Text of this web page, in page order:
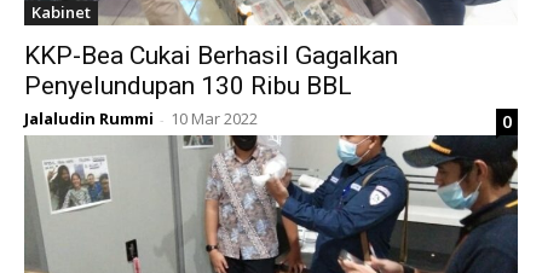
Kabinet
KKP-Bea Cukai Berhasil Gagalkan
Penyelundupan 130 Ribu BBL
Jalaludin Rummi - 10 Mar 2022 0